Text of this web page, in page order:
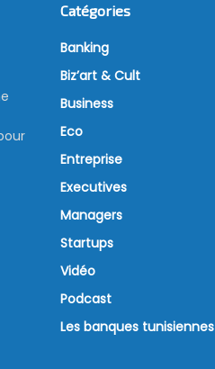
Catégories
Banking
Biz’art & Cult
Business
Eco
Entreprise
Executives
Managers
Startups
Vidéo
Podcast
Les banques tunisiennes